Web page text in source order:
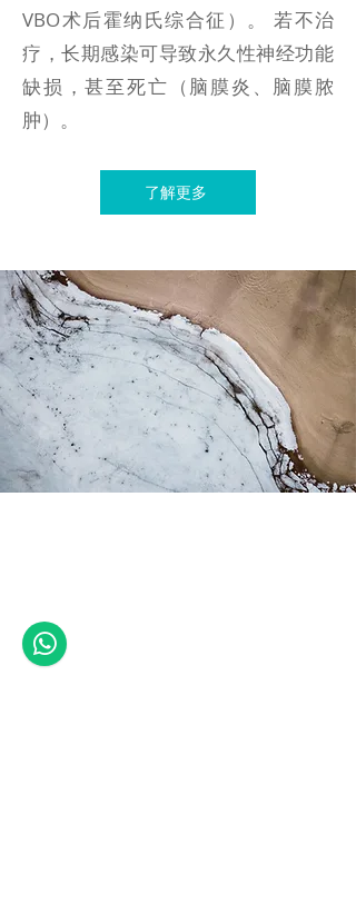
VBO术后霍纳氏综合征）。 若不治
疗，长期感染可导致永久性神经功能
缺损，甚至死亡（脑膜炎、脑膜脓
肿）。
了解更多